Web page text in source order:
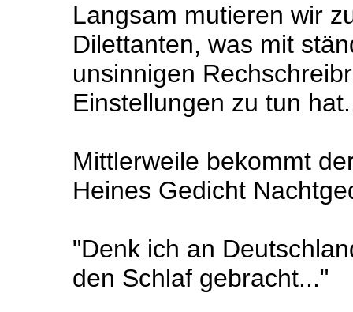
Langsam mutieren wir
Dilettanten, was mit
unsinnigen
Einstellungen zu tun
Mittlerweile bekommt
Heines Gedicht
"Denk ich an
den Schlaf gebracht..."